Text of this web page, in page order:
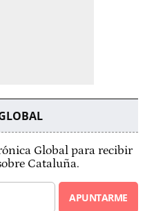
Global para recibir
Cataluña.
APUNTARME